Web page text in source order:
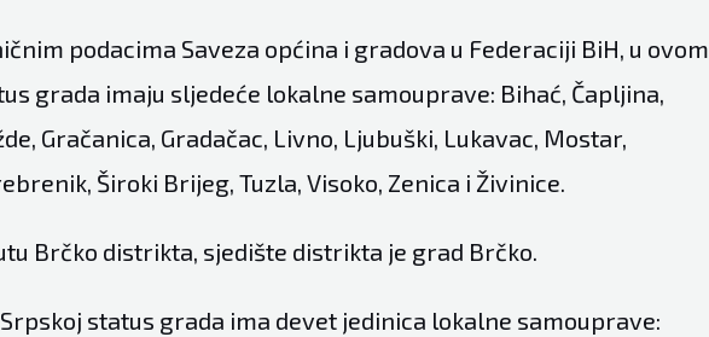
podacima Saveza općina i gradova u Federaciji BiH, u ovom
grada imaju sljedeće lokalne samouprave: Bihać, Čapljina,
Gračanica, Gradačac, Livno, Ljubuški, Lukavac, Mostar,
Široki Brijeg, Tuzla, Visoko, Zenica i Živinice.
Brčko distrikta, sjedište distrikta je grad Brčko.
status grada ima devet jedinica lokalne samouprave: